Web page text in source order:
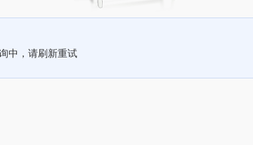
中，请刷新重试